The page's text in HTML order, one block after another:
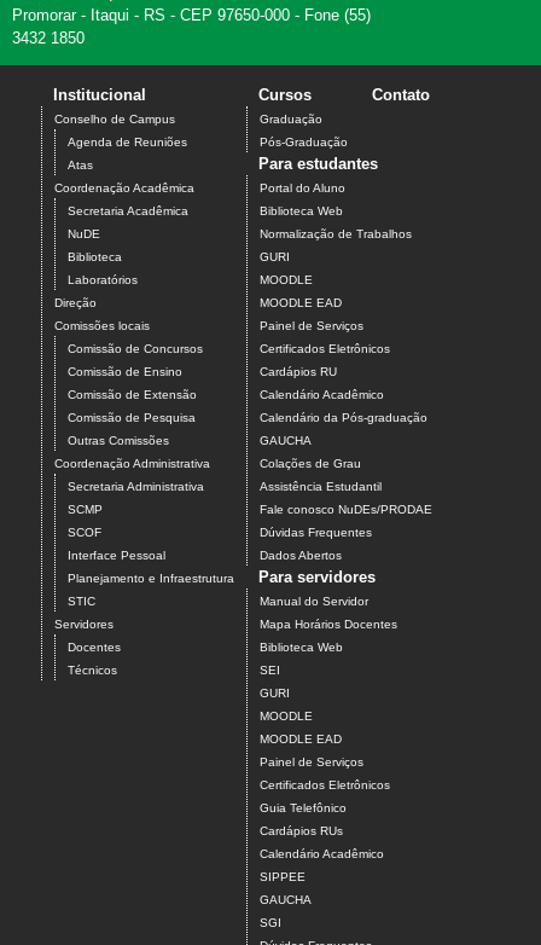
Promorar - Itaqui - RS - CEP 97650-000 - Fone (55)
3432 1850
Institucional
Conselho de Campus
Agenda de Reuniões
Atas
Coordenação Acadêmica
Secretaria Acadêmica
NuDE
Biblioteca
Laboratórios
Direção
Comissões locais
Comissão de Concursos
Comissão de Ensino
Comissão de Extensão
Comissão de Pesquisa
Outras Comissões
Coordenação Administrativa
Secretaria Administrativa
SCMP
SCOF
Interface Pessoal
Planejamento e Infraestrutura
STIC
Servidores
Docentes
Técnicos
Cursos
Graduação
Pós-Graduação
Contato
Para estudantes
Portal do Aluno
Biblioteca Web
Normalização de Trabalhos
GURI
MOODLE
MOODLE EAD
Painel de Serviços
Certificados Eletrônicos
Cardápios RU
Calendário Acadêmico
Calendário da Pós-graduação
GAUCHA
Colações de Grau
Assistência Estudantil
Fale conosco NuDEs/PRODAE
Dúvidas Frequentes
Dados Abertos
Para servidores
Manual do Servidor
Mapa Horários Docentes
Biblioteca Web
SEI
GURI
MOODLE
MOODLE EAD
Painel de Serviços
Certificados Eletrônicos
Guia Telefônico
Cardápios RUs
Calendário Acadêmico
SIPPEE
GAUCHA
SGI